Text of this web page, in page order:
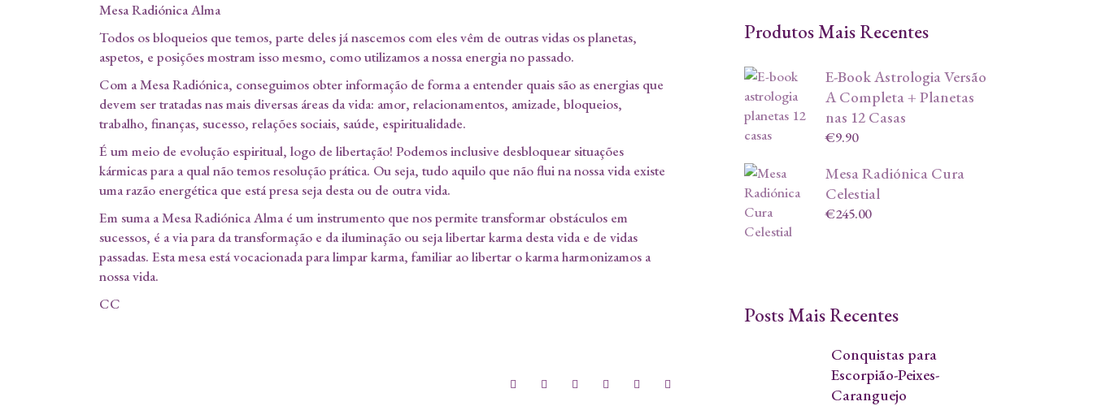
Mesa Radiónica Alma
Todos os bloqueios que temos, parte deles já nascemos com eles vêm de outras vidas os planetas,
aspetos, e posições mostram isso mesmo, como utilizamos a nossa energia no passado.
Com a Mesa Radiónica, conseguimos obter informação de forma a entender quais são as energias que
devem ser tratadas nas mais diversas áreas da vida: amor, relacionamentos, amizade, bloqueios,
trabalho, finanças, sucesso, relações sociais, saúde, espiritualidade.
É um meio de evolução espiritual, logo de libertação! Podemos inclusive desbloquear situações
kármicas para a qual não temos resolução prática. Ou seja, tudo aquilo que não flui na nossa vida existe
uma razão energética que está presa seja desta ou de outra vida.
Em suma a Mesa Radiónica Alma é um instrumento que nos permite transformar obstáculos em
sucessos, é a via para da transformação e da iluminação ou seja libertar karma desta vida e de vidas
passadas. Esta mesa está vocacionada para limpar karma, familiar ao libertar o karma harmonizamos a
nossa vida.
CC
Produtos Mais Recentes
E-Book Astrologia Versão
A Completa + Planetas
nas 12 Casas
€9.90
Mesa Radiónica Cura
Celestial
€245.00
Posts Mais Recentes
Conquistas para
Escorpião-Peixes-
Caranguejo